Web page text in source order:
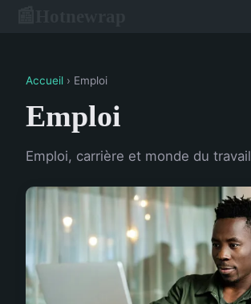
Accueil › Emploi
Emploi
Emploi, carrière et monde du travail